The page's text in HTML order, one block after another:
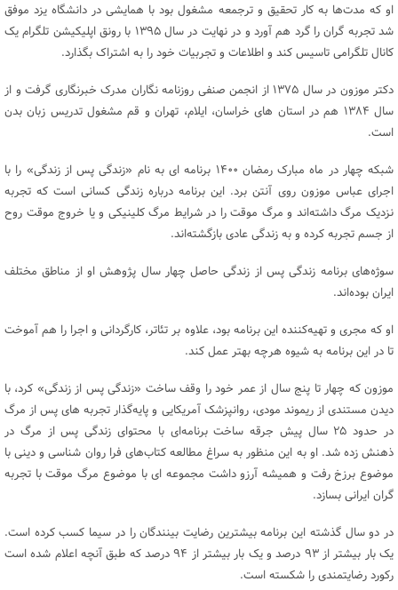
او که مدت‌ها به کار تحقیق و ترجمعه مشغول بود با همایشی در دانشگاه یزد موفق
شد تجربه گران را گرد هم آورد و در نهایت در سال ۱۳۹۵ با رونق اپلیکیشن تلگرام یک
کانال تلگرامی تاسیس کند و اطلاعات و تجربیات خود را به اشتراک بگذارد.
دکتر موزون در سال ۱۳۷۵ از انجمن صنفی روزنامه نگاران مدرک خبرنگاری گرفت و از
سال ۱۳۸۴ هم در استان های خراسان، ایلام، تهران و قم مشغول تدریس زبان بدن
است.
شبکه چهار در ماه مبارک رمضان ۱۴۰۰ برنامه ای به نام «زندگی پس از زندگی» را با
اجرای عباس موزون روی آنتن برد. این برنامه درباره زندگی کسانی است که تجربه
نزدیک مرگ داشته‌اند و مرگ موقت را در شرایط مرگ کلینیکی و یا خروج موقت روح
از جسم تجربه کرده و به زندگی عادی بازگشته‌اند.
سوژه‌های برنامه زندگی پس از زندگی حاصل چهار سال پژوهش او از مناطق مختلف
ایران بوده‌اند.
او که مجری و تهیه‌کننده این برنامه بود، علاوه بر تئاتر، کارگردانی و اجرا را هم آموخت
تا در این برنامه به‌ شیوه هرچه بهتر عمل کند.
موزون که چهار تا پنج سال از عمر خود را وقف ساخت «زندگی پس از زندگی» کرد، با
دیدن مستندی ازریموند مودی، روانپزشک آمریکایی و پایه‌گذار تجربه‌ های پس از مرگ
در حدود ۲۵ سال پیش جرقه ساخت برنامه‌ای با محتوای زندگی پس از مرگ در
ذهنش زده شد. او به این منظور به سراغ مطالعه کتاب‌های فرا روان‌ شناسی و دینی با
موضوع برزخ رفت و همیشه آرزو داشت مجموعه ای با موضوع مرگ موقت با تجربه
گران ایرانی بسازد.
در دو سال گذشته این برنامه بیشترین رضایت بینندگان را در سیما کسب کرده است.
یک بار بیشتر از ۹۳ درصد و یک بار بیشتر از ۹۴ درصد که طبق آنچه اعلام شده است
رکورد رضایتمندی را شکسته است.